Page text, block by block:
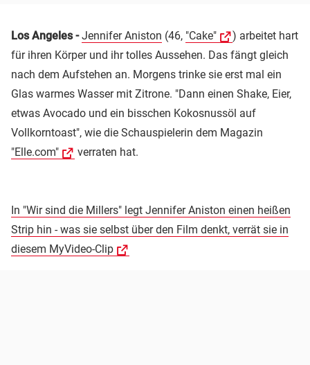
Los Angeles -Jennifer Aniston (46, "Cake"
) arbeitet hart
für ihren Körper und ihr tolles Aussehen. Das fängt gleich
nach dem Aufstehen an. Morgens trinke sie erst mal ein
Glas warmes Wasser mit Zitrone. "Dann einen Shake, Eier,
etwas Avocado und ein bisschen Kokosnussöl auf
Vollkorntoast", wie die Schauspielerin dem Magazin
"Elle.com"
verraten hat.
In "Wir sind die Millers" legt Jennifer Aniston einen heißen
Strip hin - was sie selbst über den Film denkt, verrät sie in
diesem MyVideo-Clip